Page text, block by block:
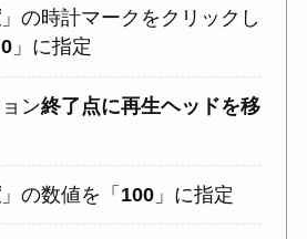
」の時計マークをクリックし
0」に指定
ン終了点に再生ヘッドを移
」の数値を「 100」に指定